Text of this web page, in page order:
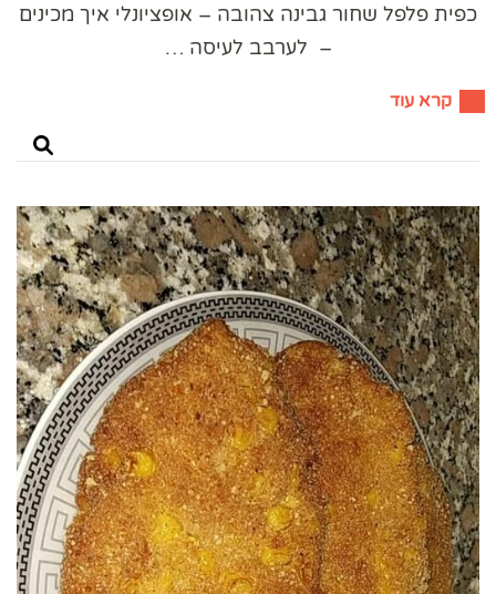
כפית פלפל שחור גבינה צהובה – אופציונלי איך מכינים
– לערבב לעיסה …
קרא עוד